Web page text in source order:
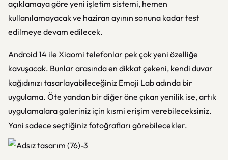
açıklamaya göre yeni işletim sistemi, hemen
kullanılamayacak ve haziran ayının sonuna kadar test
edilmeye devam edilecek.
Android 14 ile Xiaomi telefonlar pek çok yeni özelliğe
kavuşacak. Bunlar arasında en dikkat çekeni, kendi duvar
kağıdınızı tasarlayabileceğiniz Emoji Lab adında bir
uygulama. Öte yandan bir diğer öne çıkan yenilik ise, artık
uygulamalara galeriniz için kısmi erişim verebileceksiniz.
Yani sadece seçtiğiniz fotoğrafları görebilecekler.